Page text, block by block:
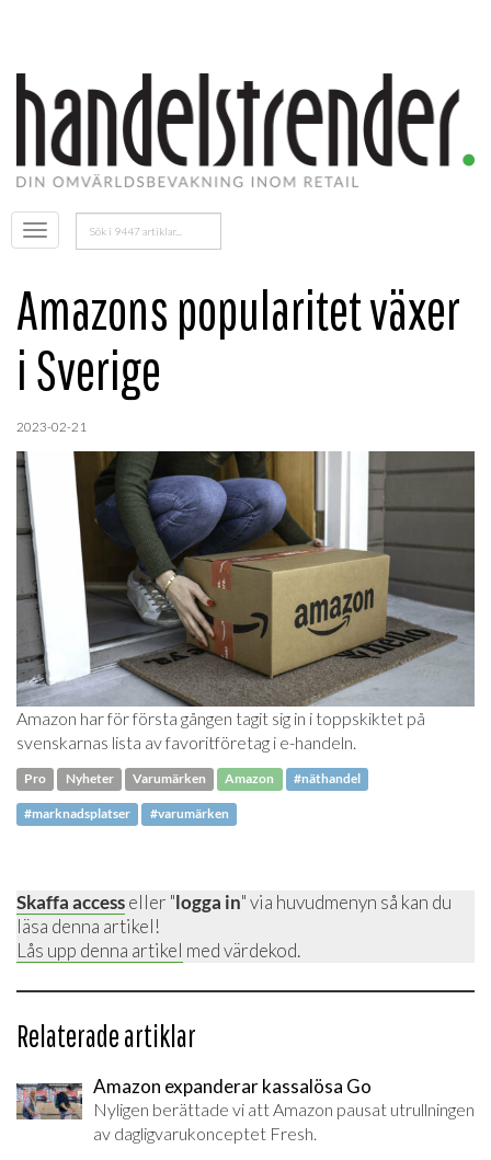
Öppna
menyn
Sök
efter:
Amazons popularitet växer
i Sverige
2023-02-21
Amazon har för första gången tagit sig in i toppskiktet på
svenskarnas lista av favoritföretag i e-handeln.
Pro Nyheter Varumärken Amazon #näthandel
#marknadsplatser #varumärken
Skaffa accesseller "logga in" via huvudmenyn så kan du
läsa denna artikel!
Lås upp denna artikel med värdekod.
Relaterade artiklar
Amazon expanderar kassalösa Go
Nyligen berättade vi att Amazon pausat utrullningen
av dagligvarukonceptet Fresh.